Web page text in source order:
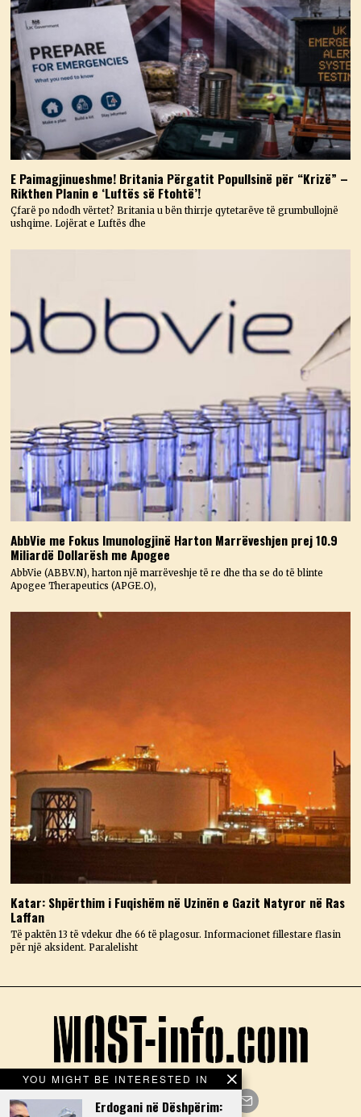
E Paimagjinueshme! Britania Përgatit Popullsinë për “Krizë” –
Rikthen Planin e ‘Luftës së Ftohtë’!
Çfarë po ndodh vërtet? Britania u bën thirrje qytetarëve të grumbullojnë
ushqime. Lojërat e Luftës dhe
AbbVie me Fokus Imunologjinë Harton Marrëveshjen prej 10.9
Miliardë Dollarësh me Apogee
AbbVie (ABBV.N), harton një marrëveshje të re dhe tha se do të blinte
Apogee Therapeutics (APGE.O),
Katar: Shpërthim i Fuqishëm në Uzinën e Gazit Natyror në Ras
Laffan
Të paktën 13 të vdekur dhe 66 të plagosur. Informacionet fillestare flasin
për një aksident. Paralelisht
YOU MIGHT BE INTERESTED IN
Erdogani në Dëshpërim: